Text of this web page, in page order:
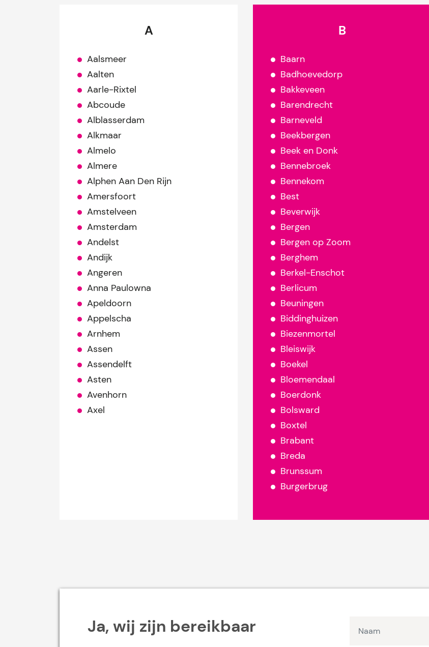
A
Aalsmeer
Aalten
Aarle-Rixtel
Abcoude
Alblasserdam
Alkmaar
Almelo
Almere
Alphen Aan Den Rijn
Amersfoort
Amstelveen
Amsterdam
Andelst
Andijk
Angeren
Anna Paulowna
Apeldoorn
Appelscha
Arnhem
Assen
Assendelft
Asten
Avenhorn
Axel
B
Baarn
Badhoevedorp
Bakkeveen
Barendrecht
Barneveld
Beekbergen
Beek en Donk
Bennebroek
Bennekom
Best
Beverwijk
Bergen
Bergen op Zoom
Berghem
Berkel-Enschot
Berlicum
Beuningen
Biddinghuizen
Biezenmortel
Bleiswijk
Boekel
Bloemendaal
Boerdonk
Bolsward
Boxtel
Brabant
Breda
Brunssum
Burgerbrug
Ja, wij zijn bereikbaar